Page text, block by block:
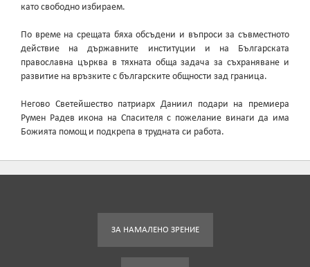
като свободно избираем.
По време на срещата бяха обсъдени и въпроси за съвместното
действие на държавните институции и на Българската
православна църква в тяхната обща задача за съхраняване и
развитие на връзките с българските общности зад граница.
Негово Светейшество патриарх Даниил подари на премиера
Румен Радев икона на Спасителя с пожелание винаги да има
Божията помощ и подкрепа в трудната си работа.
ЗА НАМАЛЕНО ЗРЕНИЕ